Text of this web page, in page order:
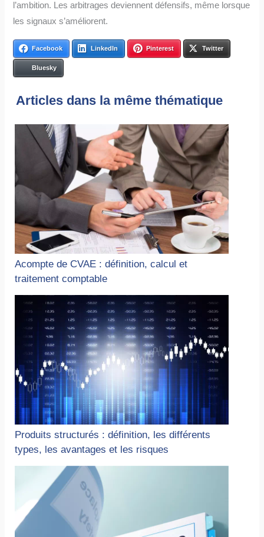
l’ambition. Les arbitrages deviennent défensifs, même lorsque
les signaux s’améliorent.
Facebook LinkedIn Pinterest Twitter
Bluesky
Articles dans la même thématique
Acompte de CVAE : définition, calcul et
traitement comptable
Produits structurés : définition, les différents
types, les avantages et les risques